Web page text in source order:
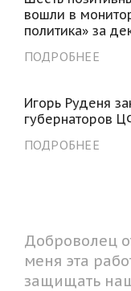
вошли в
политика» за
ПОДРОБНЕЕ
Игорь Руденя
губернаторов
ПОДРОБНЕЕ
Доброволец
меня эта
защищать